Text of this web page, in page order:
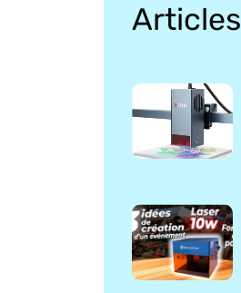
Articles